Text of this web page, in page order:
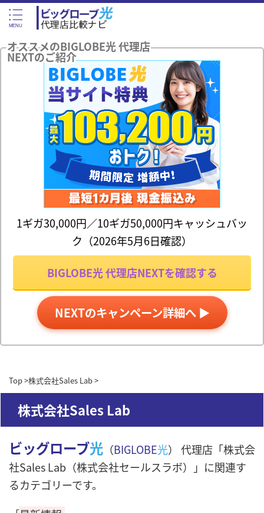
オススメのBIGLOBE光 代理店
NEXTのご紹介
1ギガ30,000円／10ギガ50,000円キャッシュバッ
ク（2026年5月6日確認）
BIGLOBE光 代理店NEXTを確認する
NEXTのキャンペーン詳細へ ▶
Top>株式会社Sales Lab>
株式会社Sales Lab
ビッグローブ光 （BIGLOBE光） 代理店「株式会
社Sales Lab（株式会社セールスラボ）」に関連す
るカテゴリーです。